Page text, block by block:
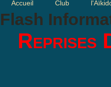
Accueil Club
Flash
Reprises